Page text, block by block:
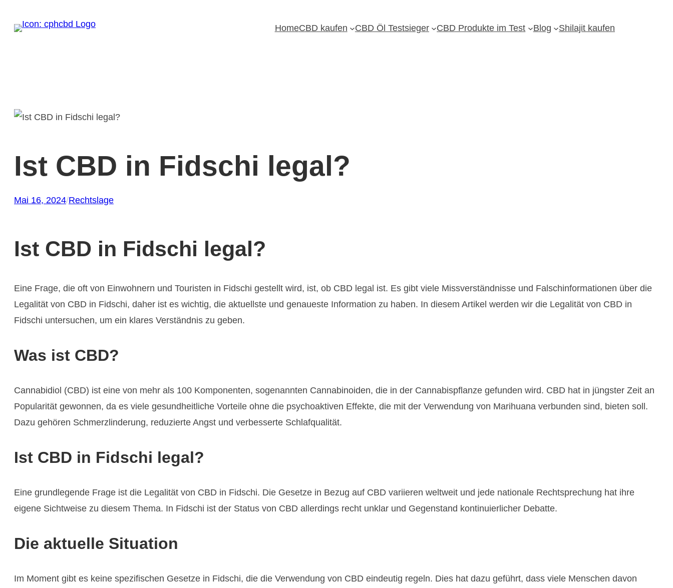
Inhalt
HomeCBD kaufen CBD Öl Testsieger CBD Produkte im Test Blog Shilajit kaufen
Ist CBD in Fidschi legal?
Mai 16, 2024/Rechtslage
Ist CBD in Fidschi legal?
Eine Frage, die oft von Einwohnern und Touristen in Fidschi gestellt wird, ist, ob CBD legal ist. Es gibt viele Missverständnisse und Falschinformationen über die
Legalität von CBD in Fidschi, daher ist es wichtig, die aktuellste und genaueste Information zu haben. In diesem Artikel werden wir die Legalität von CBD in
Fidschi untersuchen, um ein klares Verständnis zu geben.
Was ist CBD?
Cannabidiol (CBD) ist eine von mehr als 100 Komponenten, sogenannten Cannabinoiden, die in der Cannabispflanze gefunden wird. CBD hat in jüngster Zeit an
Popularität gewonnen, da es viele gesundheitliche Vorteile ohne die psychoaktiven Effekte, die mit der Verwendung von Marihuana verbunden sind, bieten soll.
Dazu gehören Schmerzlinderung, reduzierte Angst und verbesserte Schlafqualität.
Ist CBD in Fidschi legal?
Eine grundlegende Frage ist die Legalität von CBD in Fidschi. Die Gesetze in Bezug auf CBD variieren weltweit und jede nationale Rechtsprechung hat ihre
eigene Sichtweise zu diesem Thema. In Fidschi ist der Status von CBD allerdings recht unklar und Gegenstand kontinuierlicher Debatte.
Die aktuelle Situation
Im Moment gibt es keine spezifischen Gesetze in Fidschi, die die Verwendung von CBD eindeutig regeln. Dies hat dazu geführt, dass viele Menschen davon